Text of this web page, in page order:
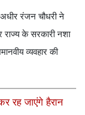
रंजन चौधरी ने
राज्य के सरकारी नशा
व्यवहार की
रह जाएंगे हैरान